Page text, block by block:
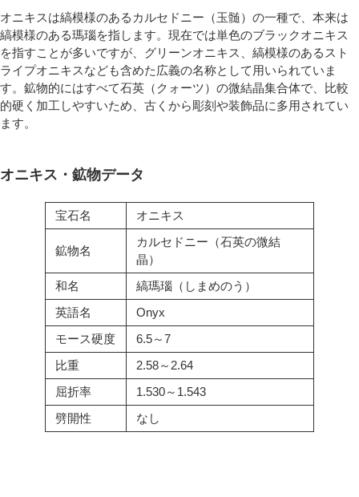
オニキスは縞模様のあるカルセドニー（玉髄）の一種で、本来は
縞模様のある瑪瑙を指します。現在では単色のブラックオニキス
を指すことが多いですが、グリーンオニキス、縞模様のあるスト
ライプオニキスなども含めた広義の名称として用いられていま
す。鉱物的にはすべて石英（クォーツ）の微結晶集合体で、比較
的硬く加工しやすいため、古くから彫刻や装飾品に多用されてい
ます。
オニキス・鉱物データ
宝石名 オニキス
鉱物名
カルセドニー（石英の微結
晶）
和名
縞瑪瑙（しまめのう）
英語名
Onyx
モース硬度
6.5～7
比重
2.58～2.64
屈折率
1.530～1.543
劈開性
なし